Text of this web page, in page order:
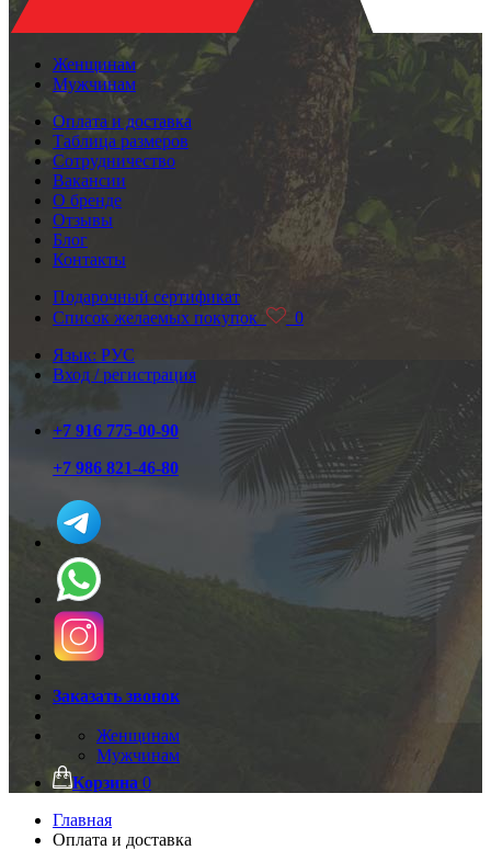
Женщинам
Мужчинам
Оплата и доставка
Таблица размеров
Сотрудничество
Вакансии
О бренде
Отзывы
Блог
Контакты
Подарочный сертификат
Список желаемых покупок
0
Язык: РУС
Вход / регистрация
+7 916 775-00-90
+7 986 821-46-80
Заказать звонок
Женщинам
Мужчинам
Корзина 0
Главная
Оплата и доставка